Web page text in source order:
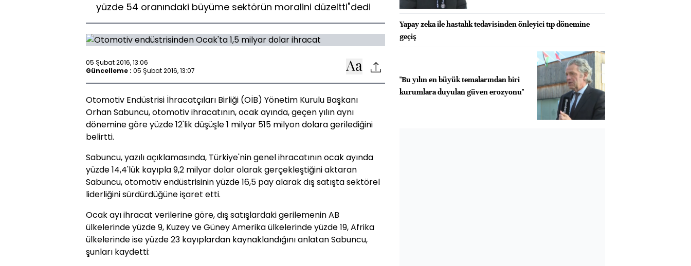
yüzde 54 oranındaki büyüme sektörün moralini düzeltti"dedi
05 Şubat 2016, 13:06
Güncelleme : 05 Şubat 2016, 13:07
Otomotiv Endüstrisi İhracatçıları Birliği (OİB) Yönetim Kurulu Başkanı
Orhan Sabuncu, otomotiv ihracatının, ocak ayında, geçen yılın aynı
dönemine göre yüzde 12'lik düşüşle 1 milyar 515 milyon dolara gerilediğini
belirtti.
Sabuncu, yazılı açıklamasında, Türkiye'nin genel ihracatının ocak ayında
yüzde 14,4'lük kayıpla 9,2 milyar dolar olarak gerçekleştiğini aktaran
Sabuncu, otomotiv endüstrisinin yüzde 16,5 pay alarak dış satışta sektörel
liderliğini sürdürdüğüne işaret etti.
Ocak ayı ihracat verilerine göre, dış satışlardaki gerilemenin AB
ülkelerinde yüzde 9, Kuzey ve Güney Amerika ülkelerinde yüzde 19, Afrika
ülkelerinde ise yüzde 23 kayıplardan kaynaklandığını anlatan Sabuncu,
şunları kaydetti:
Yapay zeka ile hastalık tedavisinden önleyici tıp dönemine
geçiş
"Bu yılın en büyük temalarından biri
kurumlara duyulan güven erozyonu"